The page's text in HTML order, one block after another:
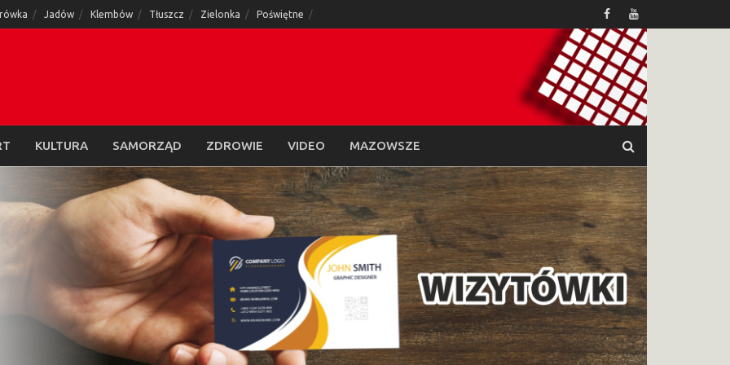
Jadów Klembów Tłuszcz Zielonka Poświętne
KULTURA SAMORZĄD ZDROWIE VIDEO MAZOWSZE